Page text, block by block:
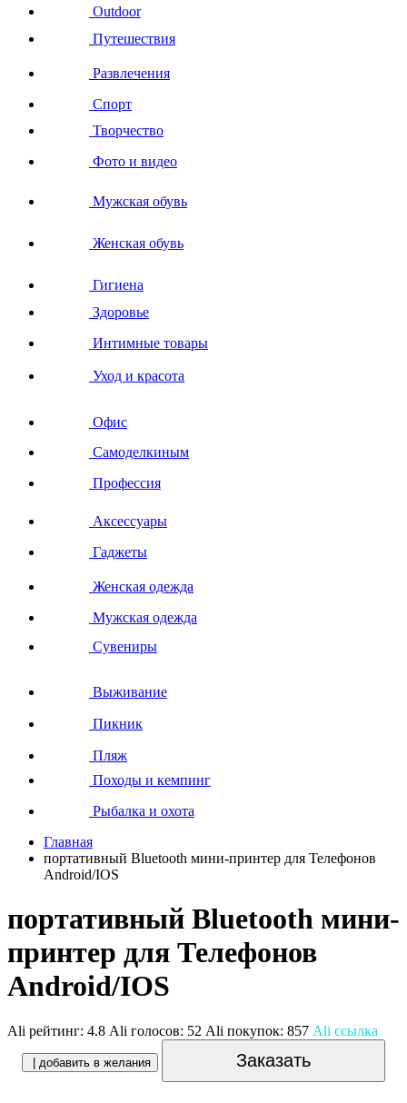
Outdoor
Путешествия
Развлечения
Спорт
Творчество
Фото и видео
Мужская обувь
Женская обувь
Гигиена
Здоровье
Интимные товары
Уход и красота
Офис
Самоделкиным
Профессия
Аксессуары
Гаджеты
Женская одежда
Мужская одежда
Сувениры
Выживание
Пикник
Пляж
Походы и кемпинг
Рыбалка и охота
Главная
портативный Bluetooth мини-принтер для Телефонов
Android/IOS
портативный Bluetooth мини-
принтер для Телефонов
Android/IOS
Ali рейтинг: 4.8 Ali голосов: 52 Ali покупок: 857 Ali ссылка
| добавить в желания Заказать